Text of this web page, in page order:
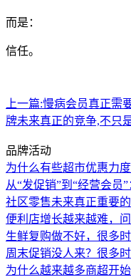
而是：
信任。
上一篇:慢病会员真正需
牌未来真正的竞争,不只
品牌活动
为什么有些超市优惠力
从“发促销”到“经营会员
社区零售未来真正重要
便利店增长越来越难，
生鲜复购做不好，很多
周末促销没人来？很多
为什么越来越多商超开